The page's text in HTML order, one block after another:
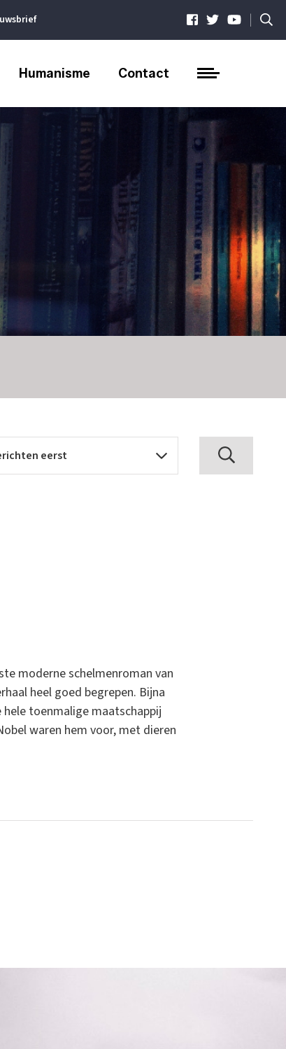
|
Humanisme Contact
moderne schelmenroman van
heel goed begrepen. Bijna
toenmalige maatschappij
waren hem voor, met dieren